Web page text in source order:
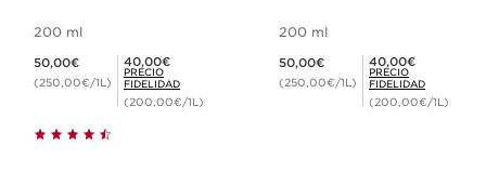
200 ml
50,00€
(250,00€/1L)
Precio Fidelidad 40,00€
40,00€
PRECIO
FIDELIDAD
(200,00€/1L)
200 ml
50,00€
(250,00€/1L)
Precio Fidelidad 40,00€
40,00€
PRECIO
FIDELIDAD
(200,00€/1L)